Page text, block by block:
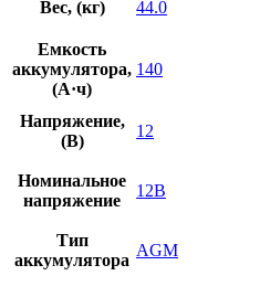
Вес, (кг) 44.0
Емкость
аккумулятора,
(А·ч)
140
Напряжение,
(В)
12
Номинальное
напряжение
12В
Тип
аккумулятора
AGM